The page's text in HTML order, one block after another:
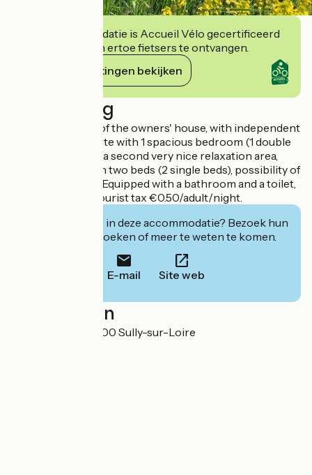
Deze accommodatie is Accueil Vélo gecertificeerd
en verbindt zich ertoe fietsers te ontvangen.
Haar verplichtingen bekijken
Beschrijving
On the first floor of the owners' house, with independent
access, 1 family suite with 1 spacious bedroom (1 double
bed), extended by a second very nice relaxation area,
library lounge with two beds (2 single beds), possibility of
an additional bed. Equipped with a bathroom and a toilet,
walk-in shower. Tourist tax €0.50/adult/night.
Geïnteresseerd in deze accommodatie? Bezoek hun
website om te boeken of meer te weten te komen.
E-mail Site web
Localisation
Les Gorgeats 45600 Sully-sur-Loire